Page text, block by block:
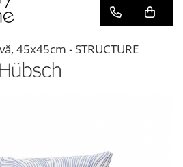
45x45cm - STRUCTURE